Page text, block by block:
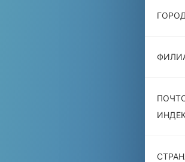
ГОРОД